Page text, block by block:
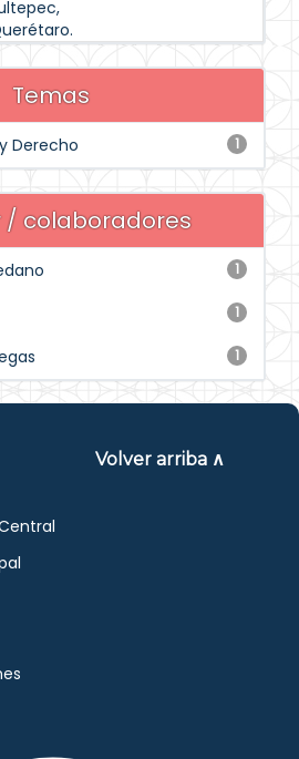
Temas
1
Derecho
/ colaboradores
1
1
1
Volver arriba ∧